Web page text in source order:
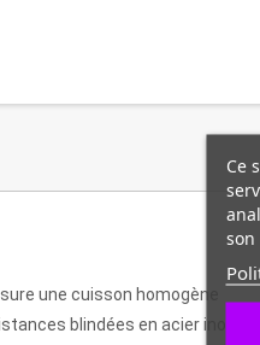
une cuisson homogène
blindées en acier
Ce
son